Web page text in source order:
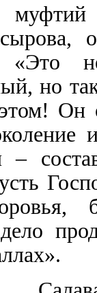
муфтий
«Это
но
Он
–